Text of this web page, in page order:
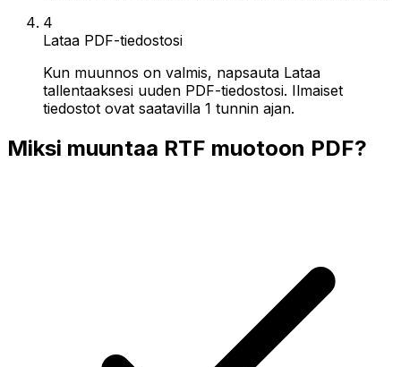
4
Lataa PDF-tiedostosi
Kun muunnos on valmis, napsauta Lataa
tallentaaksesi uuden PDF-tiedostosi. Ilmaiset
tiedostot ovat saatavilla 1 tunnin ajan.
Miksi muuntaa RTF muotoon PDF?